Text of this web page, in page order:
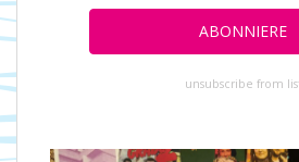
unsubscribe from